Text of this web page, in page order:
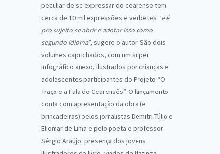
peculiar de se expressar do cearense tem
cerca de 10 mil expressões e verbetes “e é
pro sujeito se abrir e adotar isso como
segundo idioma”, sugere o autor. São dois
volumes caprichados, com um super
infográfico anexo, ilustrados por crianças e
adolescentes participantes do Projeto “O
Traço e a Fala do Cearensês”. O lançamento
conta com apresentação da obra (e
brincadeiras) pelos jornalistas Demitri Túlio e
Eliomar de Lima e pelo poeta e professor
Sérgio Araújo; presença dos jovens